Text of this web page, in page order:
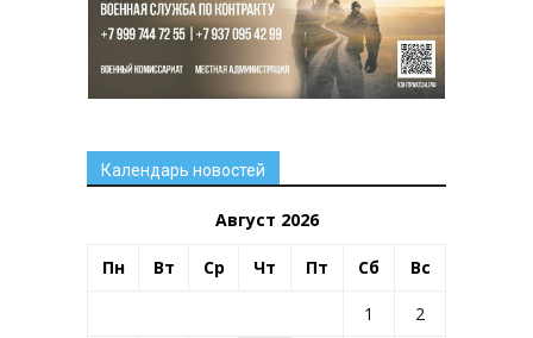
Календарь новостей
Август 2026
Пн Вт Ср Чт Пт Сб Вс
1
2